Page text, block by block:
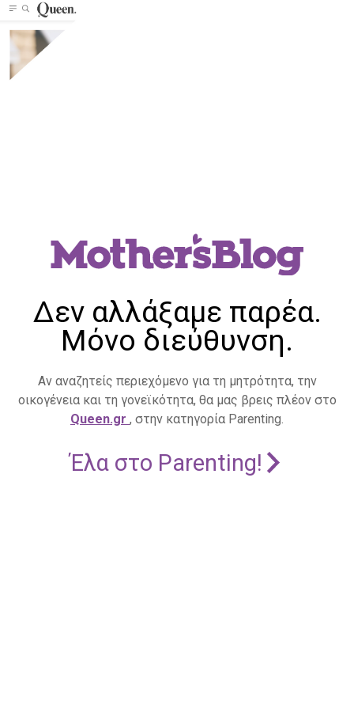
Δεν αλλάξαμε παρέα.
Μόνο διεύθυνση.
Αν αναζητείς περιεχόμενο για τη μητρότητα, την
οικογένεια και τη γονεϊκότητα, θα μας βρεις πλέον στο
Queen.gr , στην κατηγορία Parenting.
Έλα στο Parenting!